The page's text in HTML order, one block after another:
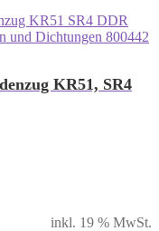
KR51, SR4
inkl. 19 % MwSt.